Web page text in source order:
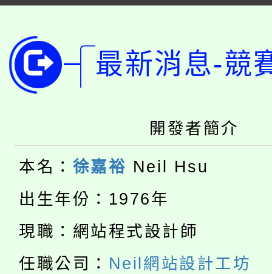
YOUNG桃局內行報名
局官網。
8月14至27日，桃園電
開!
115年桃園市運動會8/
視費優惠，中低收入戶
半價優惠，詳情可洽有
者。
大園自造教育及科技
份教師增能研習
大溪自造教育及科技中
份教師研習
淨零綠生活教案入校路
會
115年食農教育專業人
程
「本色祭」8/29、30在
最新消息-競
開發者簡介
本名： 徐嘉裕 Neil Hsu
出生年份：1976年
現職：網站程式設計師
任職公司： Neil網站設計工坊